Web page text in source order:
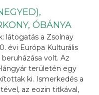
ÓBÁNYA
látogatás a Zsolnay
évi Európa Kulturális
volt. Az
területén egy
ki. Ismerkedés a
az eozin titkával,